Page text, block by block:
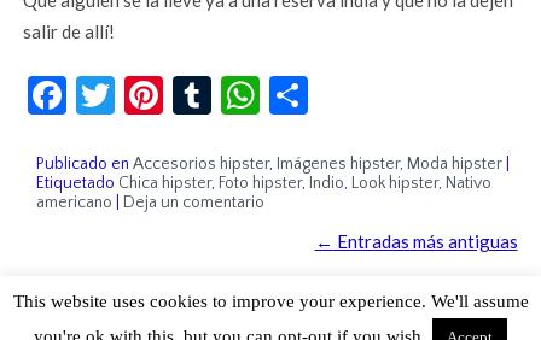
salir de allí!
Facebook
Twitter
Pinterest
TumblrWhatsApp
Publicado en Accesorios hipster, Imágenes hipster, Moda hipster
Etiquetado Chica hipster, Foto hipster, Indio, Look hipster, Nativo
americano
Deja un comentario
← Entradas más antiguas
Sobre Cuánto Hipster | Aviso legal |Contacto
This website uses cookies to improve your experience. We'll assume